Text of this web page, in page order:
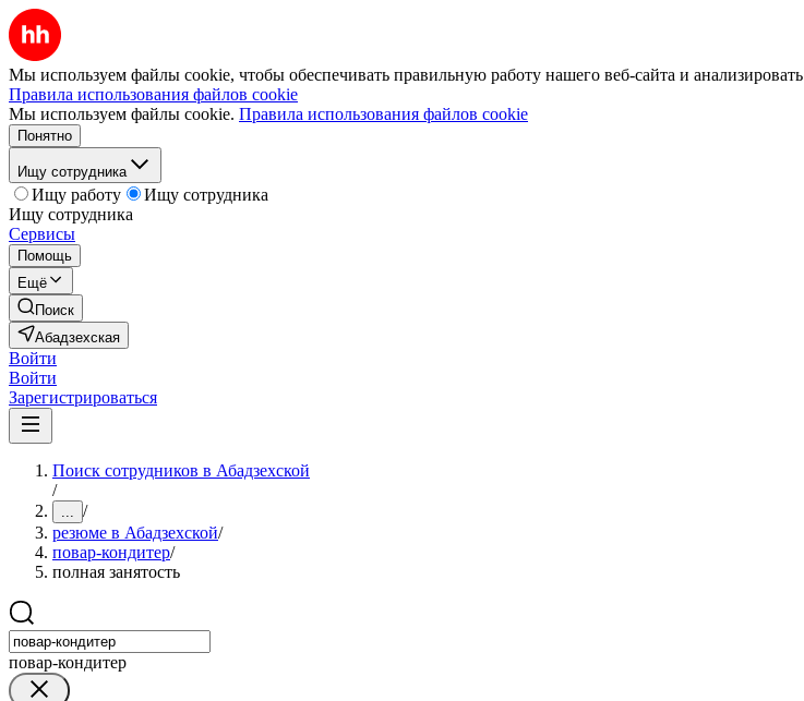
Мы используем файлы cookie, чтобы обеспечивать правильную работу нашего веб-сайта и
Правила использования файлов cookie
Мы используем файлы cookie. Правила использования файлов cookie
Понятно
Ищу сотрудника
Ищу работу
Ищу сотрудника
Ищу сотрудника
Сервисы
Помощь
Ещё
Поиск
Абадзехская
Войти
Войти
Зарегистрироваться
Поиск сотрудников в Абадзехской
/
... /
резюме в Абадзехской/
повар-кондитер/
полная занятость
повар-кондитер